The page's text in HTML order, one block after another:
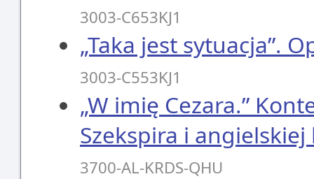
3003-C653KJ1
„Taka jest sytuacja”.
3003-C553KJ1
„W imię Cezara.”
Szekspira i
3700-AL-KRDS-QHU